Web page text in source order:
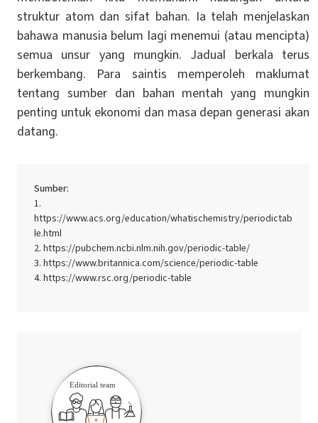
struktur atom dan sifat bahan. Ia telah menjelaskan
bahawa manusia belum lagi menemui (atau mencipta)
semua unsur yang mungkin. Jadual berkala terus
berkembang. Para saintis memperoleh maklumat
tentang sumber dan bahan mentah yang mungkin
penting untuk ekonomi dan masa depan generasi akan
datang.
Sumber:
https://www.acs.org/education/whatischemistry/periodictab
le.html
https://pubchem.ncbi.nlm.nih.gov/periodic-table/
https://www.britannica.com/science/periodic-table
https://www.rsc.org/periodic-table